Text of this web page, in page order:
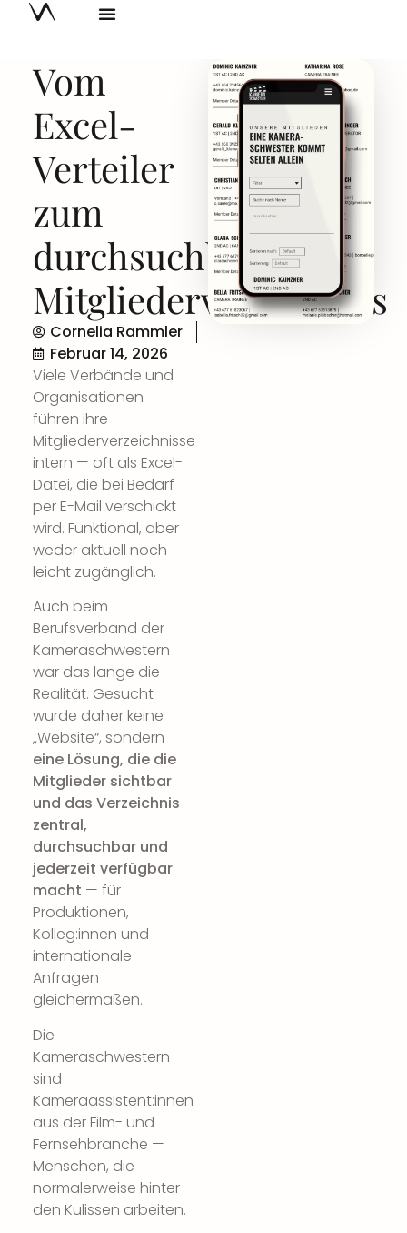
Vom
Excel-
Verteiler
zum
durchsuchbaren
Mitgliederverzeichnis
Cornelia Rammler
Februar 14, 2026
Viele Verbände und
Organisationen
führen ihre
Mitgliederverzeichnisse
intern — oft als Excel-
Datei, die bei Bedarf
per E-Mail verschickt
wird. Funktional, aber
weder aktuell noch
leicht zugänglich.
Auch beim
Berufsverband der
Kameraschwestern
war das lange die
Realität. Gesucht
wurde daher keine
„Website“, sondern
eine Lösung, die die
Mitglieder sichtbar
und das Verzeichnis
zentral,
durchsuchbar und
jederzeit verfügbar
macht — für
Produktionen,
Kolleg:innen und
internationale
Anfragen
gleichermaßen.
Die
Kameraschwestern
sind
Kameraassistent:innen
aus der Film- und
Fernsehbranche —
Menschen, die
normalerweise hinter
den Kulissen arbeiten.